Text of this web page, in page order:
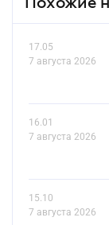
17.05
7 августа 2026
16.01
7 августа 2026
15.10
7 августа 2026